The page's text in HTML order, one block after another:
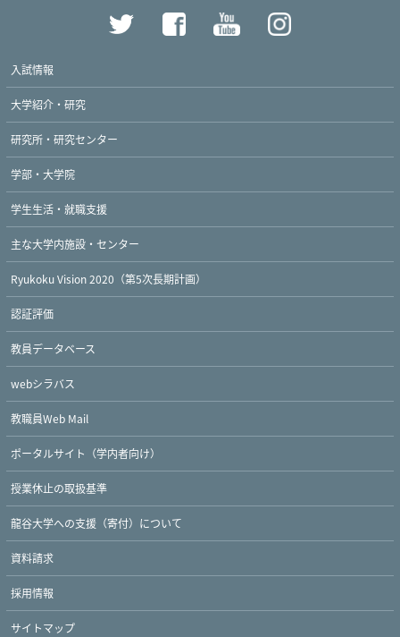
入試情報
大学紹介・研究
研究所・研究センター
学部・大学院
学生生活・就職支援
主な大学内施設・センター
Ryukoku Vision 2020（第5次長期計画）
認証評価
教員データベース
webシラバス
教職員Web Mail
ポータルサイト（学内者向け）
授業休止の取扱基準
龍谷大学への支援（寄付）について
資料請求
採用情報
サイトマップ